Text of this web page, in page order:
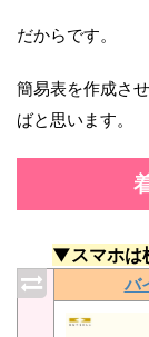
だからです。
簡易表を作成さ
ばと思います。
▼スマホは
バ